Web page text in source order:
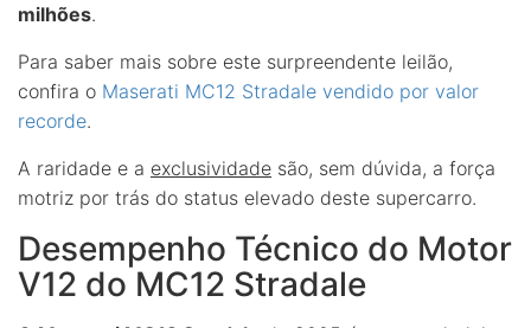
milhões.
Para saber mais sobre este surpreendente leilão,
confira o Maserati MC12 Stradale vendido por valor
recorde.
A raridade e a exclusividade são, sem dúvida, a força
motriz por trás do status elevado deste supercarro.
Desempenho Técnico do Motor
V12 do MC12 Stradale